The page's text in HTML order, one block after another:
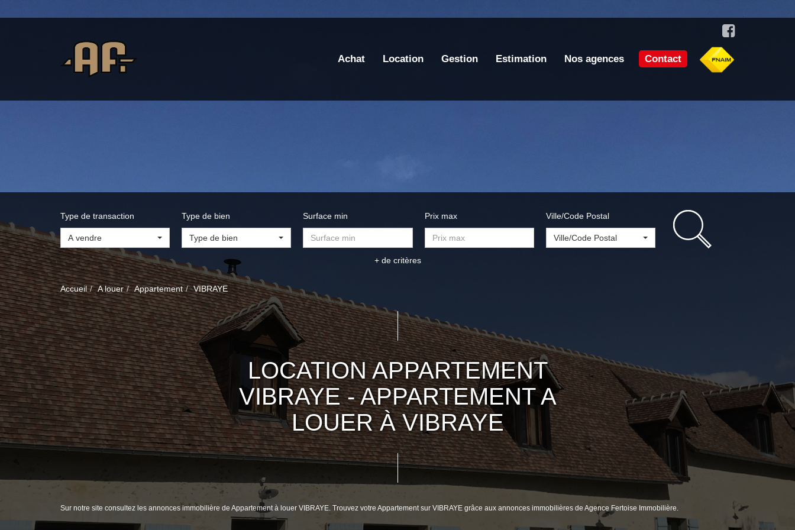
Achat Location Gestion Estimation Nos agences Contact
Type de transaction
A vendre
Type de bien
Type de bien
Surface min Prix max Ville/Code Postal
Ville/Code Postal
+ de critères
Accueil A louer Appartement VIBRAYE
LOCATION APPARTEMENT
VIBRAYE - APPARTEMENT A
LOUER À VIBRAYE
Sur notre site consultez les annonces immobilière de Appartement à louer VIBRAYE. Trouvez votre Appartement sur VIBRAYE grâce aux annonces immobilières de Agence Fertoise Immobilière.